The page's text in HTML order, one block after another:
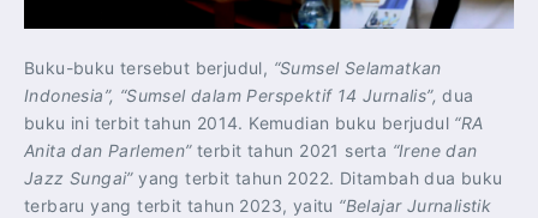
Buku-buku tersebut berjudul, “Sumsel Selamatkan
Indonesia”, “Sumsel dalam Perspektif 14 Jurnalis”, dua
buku ini terbit tahun 2014. Kemudian buku berjudul “RA
Anita dan Parlemen”terbit tahun 2021 serta “Irene dan
Jazz Sungai”yang terbit tahun 2022. Ditambah dua buku
terbaru yang terbit tahun 2023, yaitu “Belajar Jurnalistik